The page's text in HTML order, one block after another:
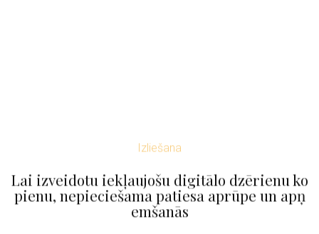
Izliešana
Lai izveidotu iekļaujošu digitālo dzērienu ko
pienu, nepieciešama patiesa aprūpe un apņ
emšanās